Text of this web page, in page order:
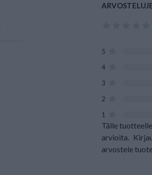
5
4
3
2
1
Tälle
arvioita.
arvostele